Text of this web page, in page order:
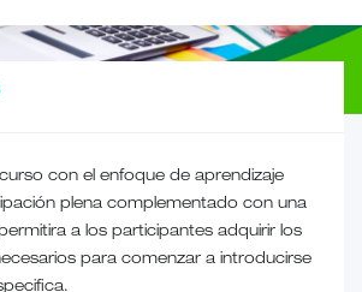
con el enfoque de aprendizaje
plena complementado con una
a los participantes adquirir los
para comenzar a introducirse